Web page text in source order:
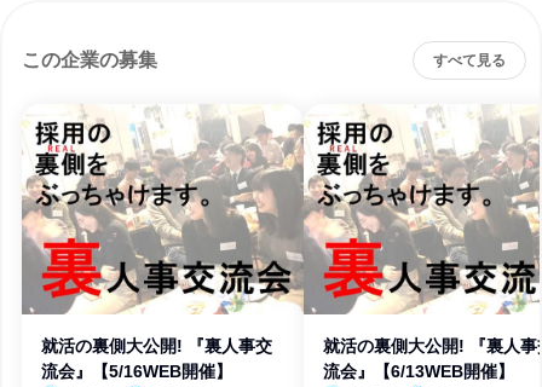
この企業の募集 すべて見る
就活の裏側大公開! 『裏人事交
流会』【5/16WEB開催】
就活の裏側大公開! 『裏人事
流会』【6/13WEB開催】